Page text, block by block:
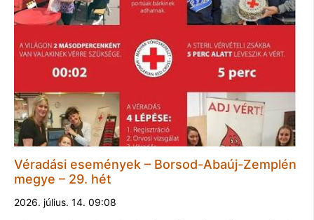
Véradási események – Borsod-Abaúj-Zemplén
megye – 29. hét
2026. július. 14. 09:08